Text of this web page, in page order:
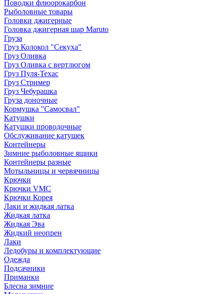
Поводки флюорокарбон
Рыболовные товары
Головки джигерные
Головка джигерная шар Maruto
Груза
Груз Колокол "Секуха"
Груз Оливка
Груз Оливка с вертлюгом
Груз Пуля-Техас
Груз Стример
Груз Чебурашка
Груза доночные
Кормушка "Самосвал"
Катушки
Катушки проводочные
Обслуживание катушек
Контейнеры
Зимние рыболовные ящики
Контейнеры разные
Мотыльницы и червячницы
Крючки
Крючки VMC
Крючки Корея
Лаки и жидкая латка
Жидкая латка
Жидкая Эва
Жидкий неопрен
Лаки
Ледобуры и комплектующие
Одежда
Подсачники
Приманки
Блесна зимние